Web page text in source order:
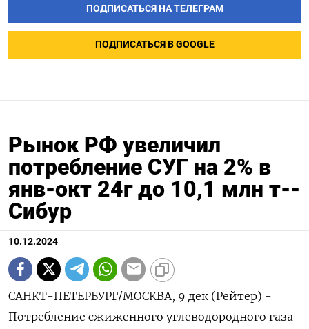
ПОДПИСАТЬСЯ НА ТЕЛЕГРАМ
ПОДПИСАТЬСЯ В GOOGLE
Рынок РФ увеличил
потребление СУГ на 2% в
янв-окт 24г до 10,1 млн т--
Сибур
10.12.2024
САНКТ-ПЕТЕРБУРГ/МОСКВА, 9 дек (Рейтер) -
Потребление сжиженного углеводородного газа